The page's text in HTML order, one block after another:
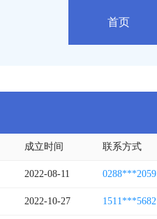
首页
成立时间 联系方式
2022-08-11 0288***2059
2022-10-27 1511***5682